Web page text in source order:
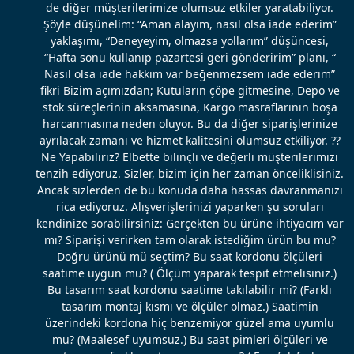
de diğer müşterilerimize olumsuz etkiler yaratabiliyor.
Şöyle düşünelim: “Aman alayım, nasıl olsa iade ederim”
yaklaşımı, “Deneyeyim, olmazsa yollarım” düşüncesi,
“Hafta sonu kullanıp pazartesi geri gönderirim” planı, “
Nasıl olsa iade hakkım var beğenmezsem iade ederim”
fikri Bizim açımızdan; Kutuların çöpe gitmesine, Depo ve
stok süreçlerinin aksamasına, Kargo masraflarının boşa
harcanmasına neden oluyor. Bu da diğer siparişlerinize
ayrılacak zamanı ve hizmet kalitesini olumsuz etkiliyor. ??
Ne Yapabiliriz? Elbette bilinçli ve değerli müşterilerimizi
tenzih ediyoruz. Sizler, bizim için her zaman önceliklisiniz.
Ancak sizlerden de bu konuda daha hassas davranmanızı
rica ediyoruz. Alışverişlerinizi yaparken şu soruları
kendinize sorabilirsiniz: Gerçekten bu ürüne ihtiyacım var
mı? Siparişi verirken tam olarak istediğim ürün bu mu?
Doğru ürünü mü seçtim? Bu saat kordonu ölçüleri
saatime uygun mu? ( Ölçüm yaparak tespit etmelisiniz.)
Bu tasarım saat kordonu saatime takılabilir mi? (Farklı
tasarım montaj kısmı ve ölçüler olmaz.) Saatimin
üzerindeki kordona hiç benzemiyor güzel ama uyumlu
mu? (Maalesef uyumsuz.) Bu saat pimleri ölçüleri ve